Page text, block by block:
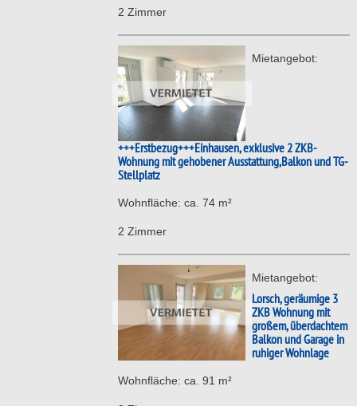
2 Zimmer
Mietangebot:
+++Erstbezug+++Einhausen, exklusive 2 ZKB-
Wohnung mit gehobener Ausstattung,Balkon und TG-
Stellplatz
Wohnfläche: ca. 74 m²
2 Zimmer
Mietangebot:
Lorsch, geräumige 3
ZKB Wohnung mit
großem, überdachtem
Balkon und Garage in
ruhiger Wohnlage
Wohnfläche: ca. 91 m²